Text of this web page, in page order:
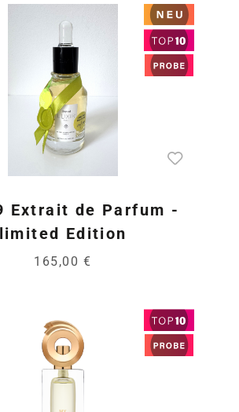
Extrait de Parfum -
limited Edition
165,00 €